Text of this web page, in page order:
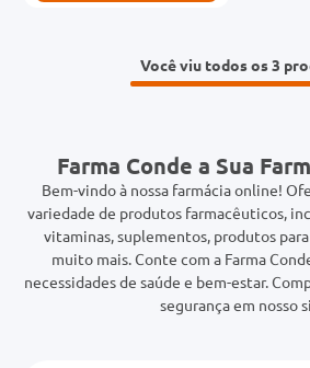
Você viu todos os 3
Farma Conde a Sua
Bem-vindo à nossa farmácia online!
variedade de produtos farmacêuticos,
vitaminas, suplementos, produtos
muito mais. Conte com a Farma
necessidades de saúde e bem-estar.
segurança em nosso